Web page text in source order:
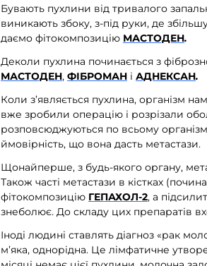
Бувають пухлини від тривалого
виникають збоку, з-під руки, де
даємо фітокомпозицію МАСТОДЕН.
Деколи пухлина починається з
МАСТОДЕН, ФІБРОМАН і АДНЕКСАН.
Коли з’являється пухлина, організм
вже зробили операцію і розрізали
розповсюджуються по всьому
ймовірність, що вона дасть метастази.
Щонайперше, з будь-якого органу,
Також часті метастази в кістках
фітокомпозицію ГЕПАХОЛ-2, а
знеболює. До складу цих препаратів
Іноді людині ставлять діагноз «рак
м’яка, однорідна. Це лімфатичне